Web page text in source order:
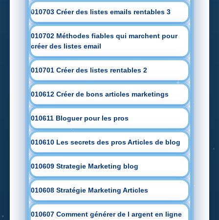
010703 Créer des listes emails rentables 3
010702 Méthodes fiables qui marchent pour
créer des listes email
010701 Créer des listes rentables 2
010612 Créer de bons articles marketings
010611 Bloguer pour les pros
010610 Les secrets des pros Articles de blog
010609 Strategie Marketing blog
010608 Stratégie Marketing Articles
010607 Comment générer de l argent en ligne